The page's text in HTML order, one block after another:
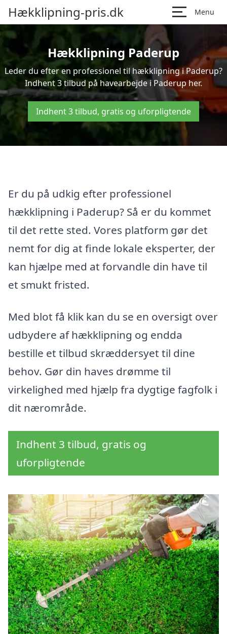
Hækklipning-pris.dk Menu
Hækklipning Paderup
Leder du efter en professionel til hækklipning i Paderup?
Indhent 3 tilbud på havearbejde i Paderup her.
Indhent 3 tilbud, gratis og uforpligtende
Er du på udkig efter professionel
hækklipning i Paderup? Så er du kommet
til det rette sted. Vores platform gør det
nemt for dig at finde lokale eksperter, der
kan hjælpe med at forvandle din have til
et smukt fristed.
Med blot få klik kan du se en oversigt over
udbydere af hækklipning og endda
bestille et tilbud skræddersyet til dine
behov. Gør din haves drømme til
virkelighed med hjælp fra dygtige fagfolk i
dit nærområde.
Indhent 3 tilbud, gratis og
uforpligtende